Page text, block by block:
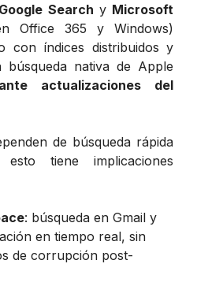
Google Search y Microsoft
Office 365 y Windows)
con índices distribuidos y
nativa de Apple
actualizaciones del
de búsqueda rápida
esto tiene implicaciones
: búsqueda en Gmail y
en tiempo real, sin
de corrupción post-